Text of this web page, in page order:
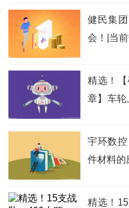
健民集
会！|当
精选！
章】车轮
宇环数
件材料的
精选！